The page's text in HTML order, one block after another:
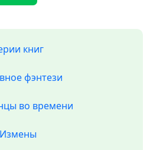
книг
фэнтези
во времени
Измены